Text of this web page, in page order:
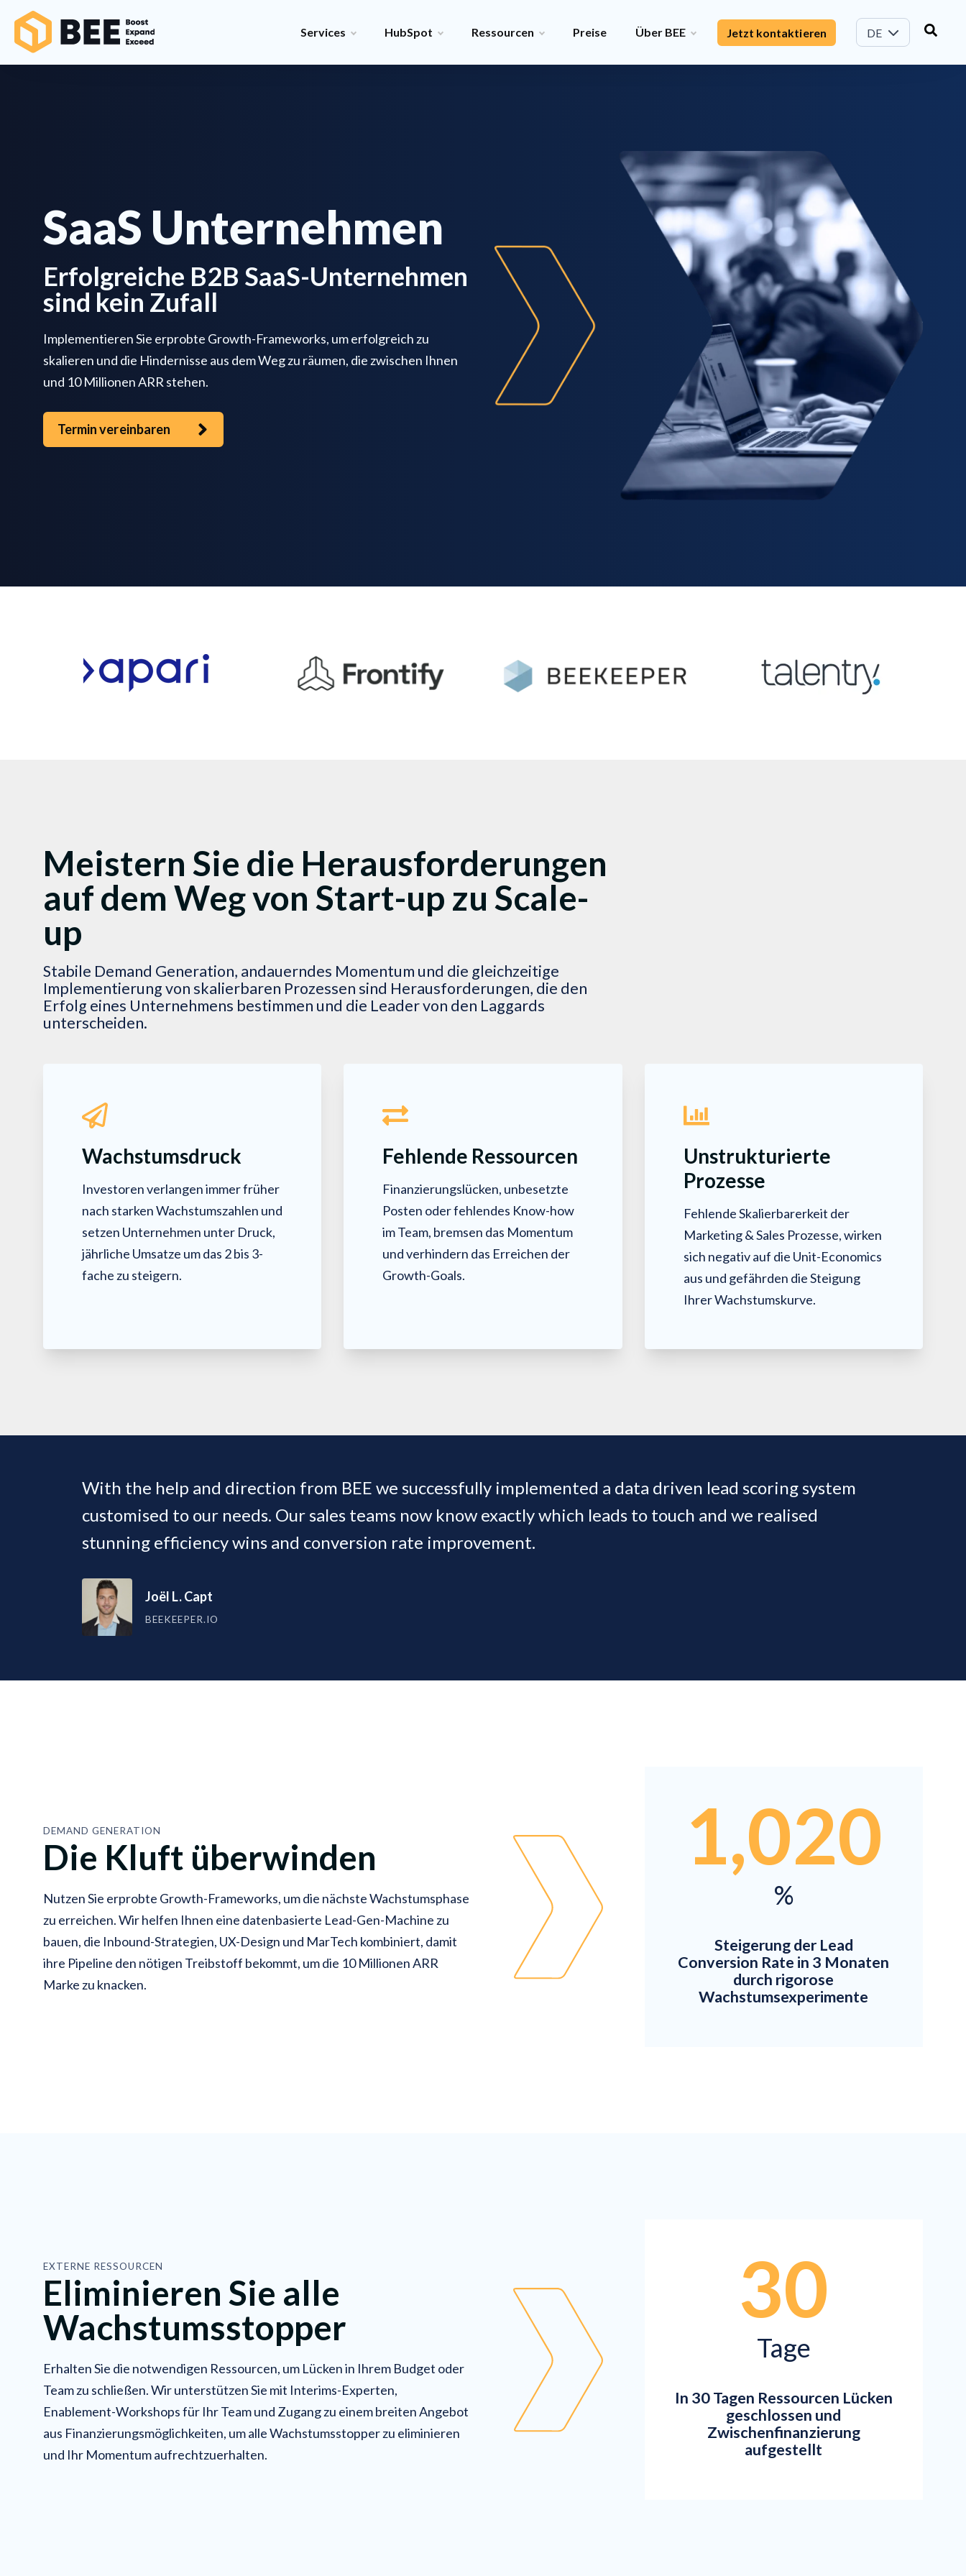
Services HubSpot Ressourcen Preise Über BEE Jetzt kontaktieren DE
SaaS Unternehmen
Erfolgreiche B2B SaaS-Unternehmen
sind kein Zufall
Implementieren Sie erprobte Growth-Frameworks, um erfolgreich zu
skalieren und die Hindernisse aus dem Weg zu räumen, die zwischen Ihnen
und 10 Millionen ARR stehen.
Termin vereinbaren
Meistern Sie die Herausforderungen
auf dem Weg von Start-up zu Scale-
up
Stabile Demand Generation, andauerndes Momentum und die gleichzeitige
Implementierung von skalierbaren Prozessen sind Herausforderungen, die den
Erfolg eines Unternehmens bestimmen und die Leader von den Laggards
unterscheiden.
Wachstumsdruck
Investoren verlangen immer früher
nach starken Wachstumszahlen und
setzen Unternehmen unter Druck,
jährliche Umsatze um das 2 bis 3-
fache zu steigern.
Fehlende Ressourcen
Finanzierungslücken, unbesetzte
Posten oder fehlendes Know-how
im Team, bremsen das Momentum
und verhindern das Erreichen der
Growth-Goals.
Unstrukturierte
Prozesse
Fehlende Skalierbarerkeit der
Marketing & Sales Prozesse, wirken
sich negativ auf die Unit-Economics
aus und gefährden die Steigung
Ihrer Wachstumskurve.
With the help and direction from BEE we successfully implemented a data driven lead scoring system
customised to our needs. Our sales teams now know exactly which leads to touch and we realised
stunning efficiency wins and conversion rate improvement.
Joël L. Capt
BEEKEEPER.IO
DEMAND GENERATION
Die Kluft überwinden
Nutzen Sie erprobte Growth-Frameworks, um die nächste Wachstumsphase
zu erreichen. Wir helfen Ihnen eine datenbasierte Lead-Gen-Machine zu
bauen, die Inbound-Strategien, UX-Design und MarTech kombiniert, damit
ihre Pipeline den nötigen Treibstoff bekommt, um die 10 Millionen ARR
Marke zu knacken.
1,020
%
Steigerung der Lead
Conversion Rate in 3 Monaten
durch rigorose
Wachstumsexperimente
EXTERNE RESSOURCEN
Eliminieren Sie alle
Wachstumsstopper
Erhalten Sie die notwendigen Ressourcen, um Lücken in Ihrem Budget oder
Team zu schließen. Wir unterstützen Sie mit Interims-Experten,
Enablement-Workshops für Ihr Team und Zugang zu einem breiten Angebot
aus Finanzierungsmöglichkeiten, um alle Wachstumsstopper zu eliminieren
und Ihr Momentum aufrechtzuerhalten.
30
Tage
In 30 Tagen Ressourcen Lücken
geschlossen und
Zwischenfinanzierung
aufgestellt